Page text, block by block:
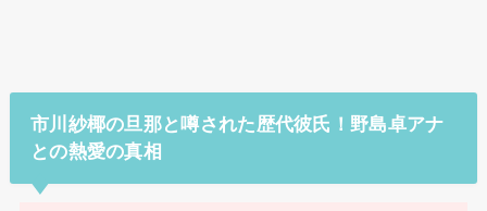
市川紗椰の旦那と噂された歴代彼氏！野島卓アナ
との熱愛の真相